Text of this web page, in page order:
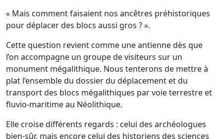
« Mais comment faisaient nos ancêtres préhistoriques
pour déplacer des blocs aussi gros ? ».
Cette question revient comme une antienne dès que
l’on accompagne un groupe de visiteurs sur un
monument mégalithique. Nous tenterons de mettre à
plat l’ensemble du dossier du déplacement et du
transport des blocs mégalithiques par voie terrestre et
fluvio-maritime au Néolithique.
Elle croise différents regards : celui des archéologues
bien-sûr, mais encore celui des historiens des sciences